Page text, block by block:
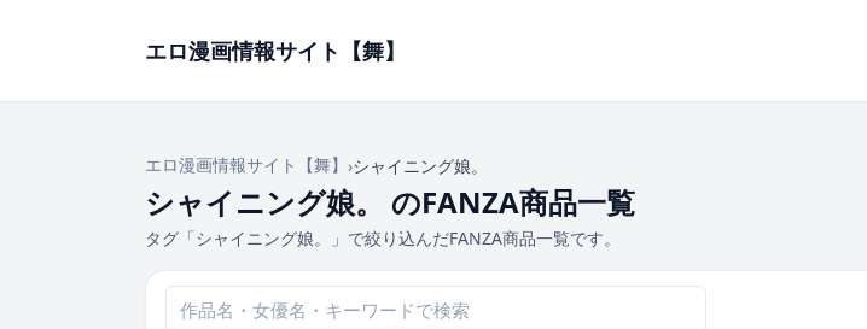
エロ漫画情報サイト【舞】
エロ漫画情報サイト【舞】 ›シャイニング娘。
シャイニング娘。 のFANZA商品一覧
タグ「シャイニング娘。」で絞り込んだFANZA商品一覧です。